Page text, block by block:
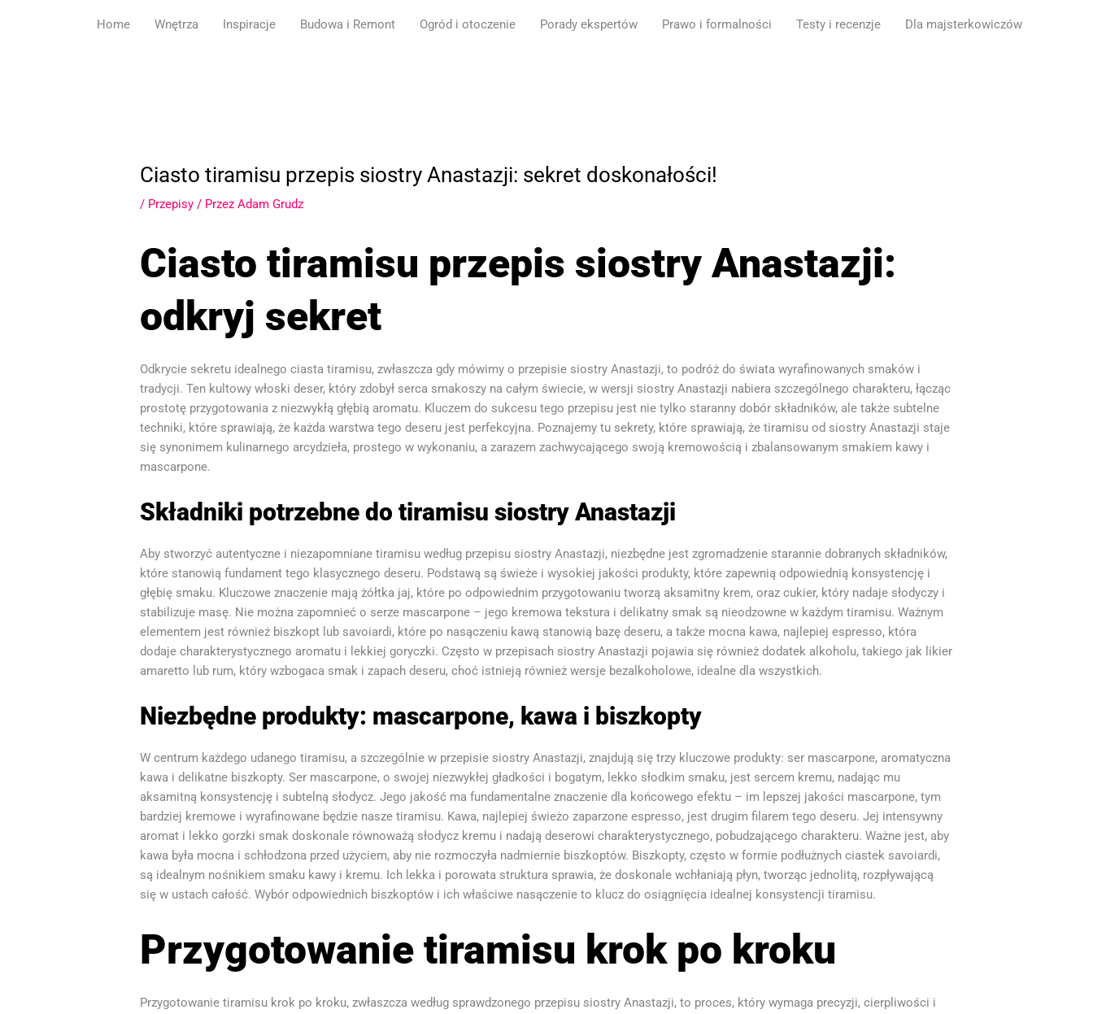
Home Wnętrza Inspiracje Budowa i Remont Ogród i otoczenie Porady ekspertów Prawo i formalności Testy i recenzje Dla majsterkowiczów
Ciasto tiramisu przepis siostry Anastazji: sekret doskonałości!
/ Przepisy / PrzezAdam Grudz
Ciasto tiramisu przepis siostry Anastazji:
odkryj sekret
Odkrycie sekretu idealnego ciasta tiramisu, zwłaszcza gdy mówimy o przepisie siostry Anastazji, to podróż do świata wyrafinowanych smaków i
tradycji. Ten kultowy włoski deser, który zdobył serca smakoszy na całym świecie, w wersji siostry Anastazji nabiera szczególnego charakteru, łącząc
prostotę przygotowania z niezwykłą głębią aromatu. Kluczem do sukcesu tego przepisu jest nie tylko staranny dobór składników, ale także subtelne
techniki, które sprawiają, że każda warstwa tego deseru jest perfekcyjna. Poznajemy tu sekrety, które sprawiają, że tiramisu od siostry Anastazji staje
się synonimem kulinarnego arcydzieła, prostego w wykonaniu, a zarazem zachwycającego swoją kremowością i zbalansowanym smakiem kawy i
mascarpone.
Składniki potrzebne do tiramisu siostry Anastazji
Aby stworzyć autentyczne i niezapomniane tiramisu według przepisu siostry Anastazji, niezbędne jest zgromadzenie starannie dobranych składników,
które stanowią fundament tego klasycznego deseru. Podstawą są świeże i wysokiej jakości produkty, które zapewnią odpowiednią konsystencję i
głębię smaku. Kluczowe znaczenie mają żółtka jaj, które po odpowiednim przygotowaniu tworzą aksamitny krem, oraz cukier, który nadaje słodyczy i
stabilizuje masę. Nie można zapomnieć o serze mascarpone – jego kremowa tekstura i delikatny smak są nieodzowne w każdym tiramisu. Ważnym
elementem jest również biszkopt lub savoiardi, które po nasączeniu kawą stanowią bazę deseru, a także mocna kawa, najlepiej espresso, która
dodaje charakterystycznego aromatu i lekkiej goryczki. Często w przepisach siostry Anastazji pojawia się również dodatek alkoholu, takiego jak likier
amaretto lub rum, który wzbogaca smak i zapach deseru, choć istnieją również wersje bezalkoholowe, idealne dla wszystkich.
Niezbędne produkty: mascarpone, kawa i biszkopty
W centrum każdego udanego tiramisu, a szczególnie w przepisie siostry Anastazji, znajdują się trzy kluczowe produkty: ser mascarpone, aromatyczna
kawa i delikatne biszkopty. Ser mascarpone, o swojej niezwykłej gładkości i bogatym, lekko słodkim smaku, jest sercem kremu, nadając mu
aksamitną konsystencję i subtelną słodycz. Jego jakość ma fundamentalne znaczenie dla końcowego efektu – im lepszej jakości mascarpone, tym
bardziej kremowe i wyrafinowane będzie nasze tiramisu. Kawa, najlepiej świeżo zaparzone espresso, jest drugim filarem tego deseru. Jej intensywny
aromat i lekko gorzki smak doskonale równoważą słodycz kremu i nadają deserowi charakterystycznego, pobudzającego charakteru. Ważne jest, aby
kawa była mocna i schłodzona przed użyciem, aby nie rozmoczyła nadmiernie biszkoptów. Biszkopty, często w formie podłużnych ciastek savoiardi,
są idealnym nośnikiem smaku kawy i kremu. Ich lekka i porowata struktura sprawia, że doskonale wchłaniają płyn, tworząc jednolitą, rozpływającą
się w ustach całość. Wybór odpowiednich biszkoptów i ich właściwe nasączenie to klucz do osiągnięcia idealnej konsystencji tiramisu.
Przygotowanie tiramisu krok po kroku
Przygotowanie tiramisu krok po kroku, zwłaszcza według sprawdzonego przepisu siostry Anastazji, to proces, który wymaga precyzji, cierpliwości i